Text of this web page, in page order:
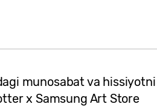
munosabat va hissiyotni
x Samsung Art Store